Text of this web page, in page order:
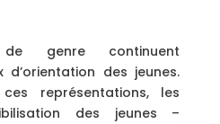
genre continuent
d’orientation des jeunes.
représentations, les
des jeunes –